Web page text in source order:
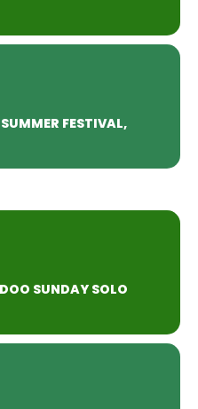
FESTIVAL,
SUNDAY SOLO